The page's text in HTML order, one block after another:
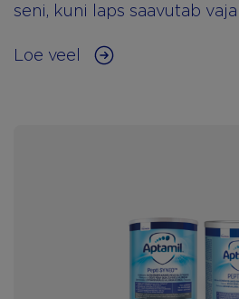
seni, kuni laps saavutab
Loe veel